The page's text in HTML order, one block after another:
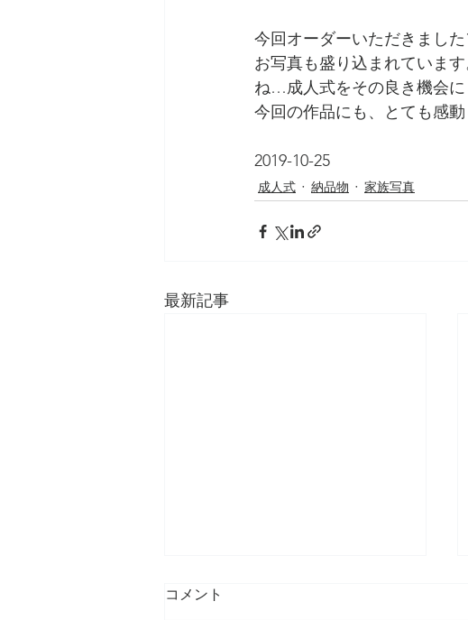
今回オーダーいただきまし
お写真も盛り込まれていま
ね…成人式をその良き機会に
今回の作品にも、とても感
2019-10-25
成人式 納品物 家族写真
最新記事
コメント